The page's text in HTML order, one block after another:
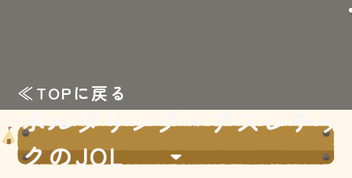
≪TOPに戻る
ボルダリング・アスレチッ
クのJOL